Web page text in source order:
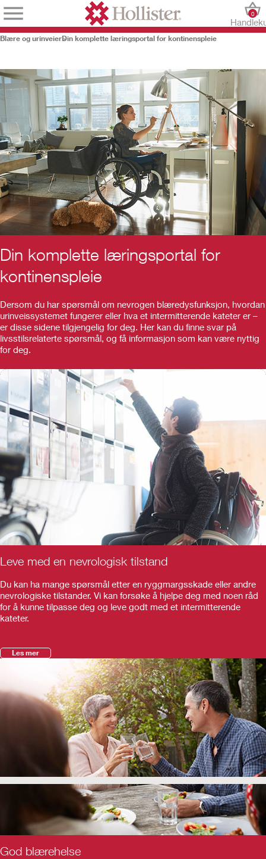
0
Blære og urinveierDin komplette læringsportal for kontinenspleie
Din komplette læringsportal for
kontinenspleie
Dersom du har spørsmål om nevrogen blæredysfunksjon, hvordan
urinveissystemet fungerer eller hva et intermitterende kateter er –
er disse sidene tilgjengelig for deg. Her kan du finne svar på
livsstilsrelaterte spørsmål, og få informasjon som kan være nyttig
for deg.
Leve med en nevrologisk tilstand
Du kan ha mange spørsmål etter en ryggmargsskade eller andre
nevrologiske tilstander. Vi kan forsøke å hjelpe deg med noen råd
for å kunne tilpasse deg og leve godt med et intermitterende
kateter.
Les mer
God blærehelse